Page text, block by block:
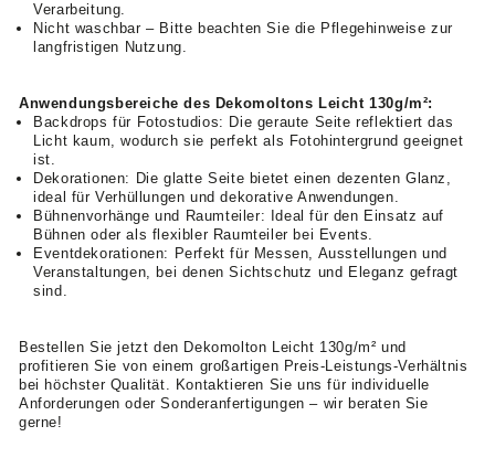
Verarbeitung.
Nicht waschbar – Bitte beachten Sie die Pflegehinweise zur
langfristigen Nutzung.
Anwendungsbereiche des Dekomoltons Leicht 130g/m²:
Backdrops für Fotostudios: Die geraute Seite reflektiert das
Licht kaum, wodurch sie perfekt als Fotohintergrund geeignet
ist.
Dekorationen: Die glatte Seite bietet einen dezenten Glanz,
ideal für Verhüllungen und dekorative Anwendungen.
Bühnenvorhänge und Raumteiler: Ideal für den Einsatz auf
Bühnen oder als flexibler Raumteiler bei Events.
Eventdekorationen: Perfekt für Messen, Ausstellungen und
Veranstaltungen, bei denen Sichtschutz und Eleganz gefragt
sind.
Bestellen Sie jetzt den Dekomolton Leicht 130g/m² und
profitieren Sie von einem großartigen Preis-Leistungs-Verhältnis
bei höchster Qualität. Kontaktieren Sie uns für individuelle
Anforderungen oder Sonderanfertigungen – wir beraten Sie
gerne!